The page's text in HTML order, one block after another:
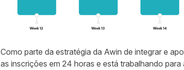
Como parte da estratégia da Awin de integrar e
as inscrições em 24 horas e está trabalhando